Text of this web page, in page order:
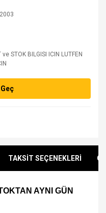
ve STOK BILGISI ICIN LUTFEN
TAKSİT SEÇENEKLERİ
AYNI GÜN